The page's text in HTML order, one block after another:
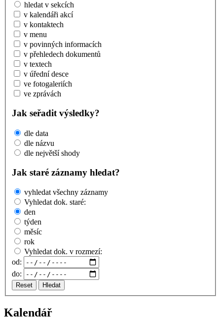
hledat v sekcích
v kalendáři akcí
v kontaktech
v menu
v povinných informacích
v přehledech dokumentů
v textech
v úřední desce
ve fotogaleriích
ve zprávách
Jak seřadit výsledky?
dle data
dle názvu
dle největší shody
Jak staré záznamy hledat?
vyhledat všechny záznamy
Vyhledat dok. staré:
den
týden
měsíc
rok
Vyhledat dok. v rozmezí:
od:
do:
Reset Hledat
Kalendář